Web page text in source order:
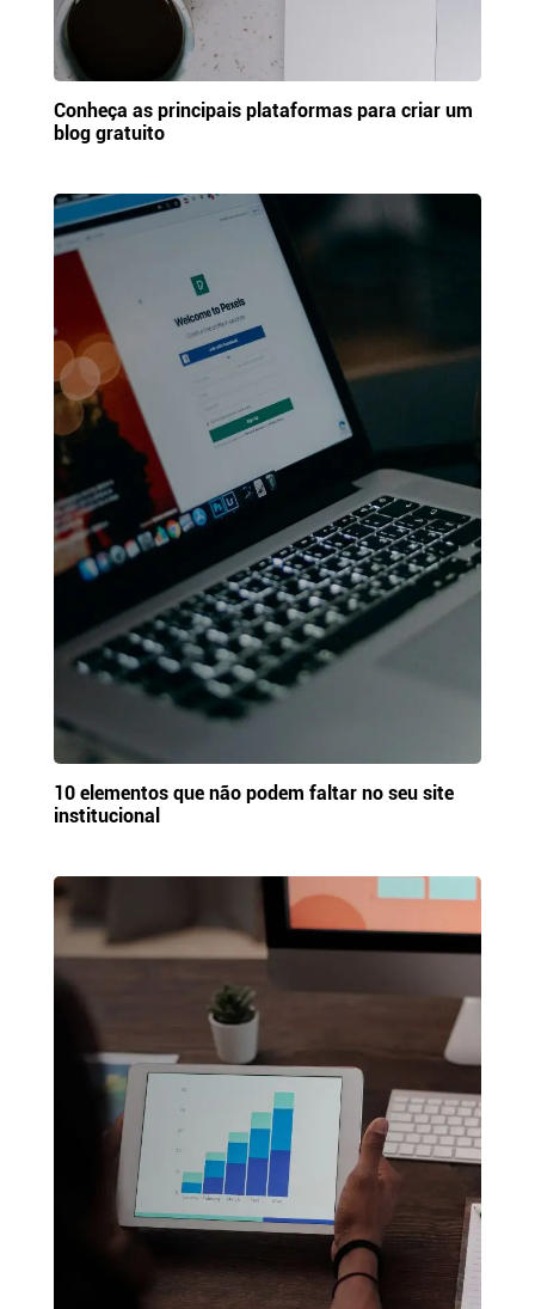
Conheça as principais plataformas para criar um
blog gratuito
10 elementos que não podem faltar no seu site
institucional